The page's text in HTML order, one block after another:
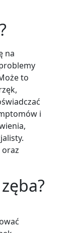
na
to
i